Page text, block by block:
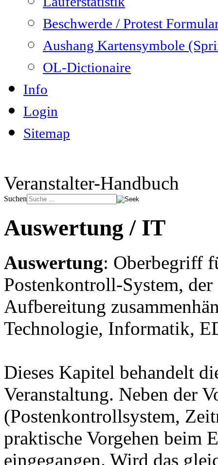
Beschwerde / Protest
Aushang Kartensymbole
OL-Dictionaire
Info
Login
Sitemap
Veranstalter-Handbuch
Suchen
Auswertung / IT
Auswertung: Oberbegriff
Postenkontroll-System,
Aufbereitung
Technologie, Informatik,
Dieses Kapitel behandelt
Veranstaltung. Neben der
(Postenkontrollsystem,
praktische Vorgehen beim
eingegangen. Wird das